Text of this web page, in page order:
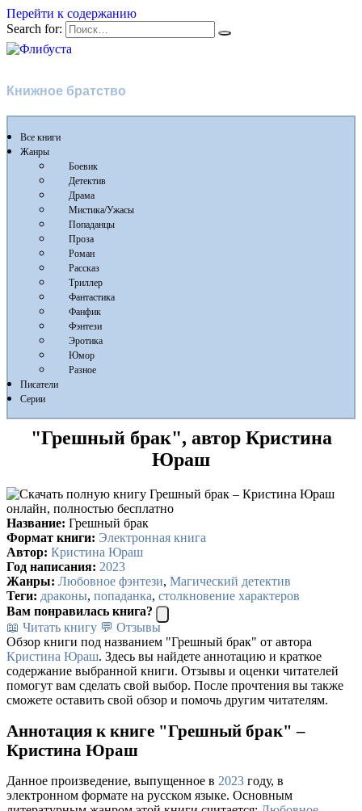
Перейти к содержанию
Search for:
Книжное братство
Все книги
Жанры
Боевик
Детектив
Драма
Мистика/Ужасы
Попаданцы
Проза
Роман
Рассказ
Триллер
Фантастика
Фанфик
Фэнтези
Эротика
Юмор
Разное
Писатели
Серии
"Грешный брак", автор Кристина
Юраш
Название: Грешный брак
Формат книги: Электронная книга
Автор: Кристина Юраш
Год написания: 2023
Жанры: Любовное фэнтези, Магический детектив
Теги: драконы, попаданка, столкновение характеров
Вам понравилась книга?
📖 Читать книгу 💬 Отзывы
Обзор книги под названием "Грешный брак" от автора
Кристина Юраш. Здесь вы найдете аннотацию и краткое
содержание выбранной книги. Отзывы и оценки читателей
помогут вам сделать свой выбор. После прочтения вы также
сможете оставить свой обзор и помочь другим читателям.
Аннотация к книге "Грешный брак" –
Кристина Юраш
Данное произведение, выпущенное в 2023 году, в
электронном формате на русском языке. Основным